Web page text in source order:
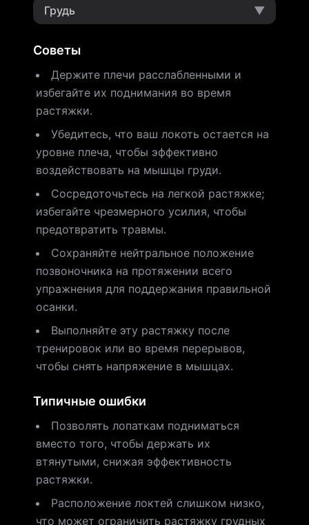
Грудь
▼
Советы
Держите плечи расслабленными и
избегайте их поднимания во время
растяжки.
Убедитесь, что ваш локоть остается на
уровне плеча, чтобы эффективно
воздействовать на мышцы груди.
Сосредоточьтесь на легкой растяжке;
избегайте чрезмерного усилия, чтобы
предотвратить травмы.
Сохраняйте нейтральное положение
позвоночника на протяжении всего
упражнения для поддержания правильной
осанки.
Выполняйте эту растяжку после
тренировок или во время перерывов,
чтобы снять напряжение в мышцах.
Типичные ошибки
Позволять лопаткам подниматься
вместо того, чтобы держать их
втянутыми, снижая эффективность
растяжки.
Расположение локтей слишком низко,
что может ограничить растяжку грудных